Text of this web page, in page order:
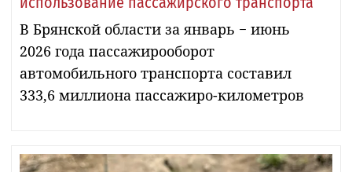
В Брянской области за январь − июнь
2026 года пассажирооборот
автомобильного транспорта составил
333,6 миллиона пассажиро-километров